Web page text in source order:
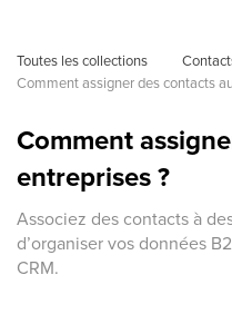
Toutes les collections
Comment assigner des contacts
Comment
entreprises ?
Associez des contacts à
d’organiser vos données
CRM.